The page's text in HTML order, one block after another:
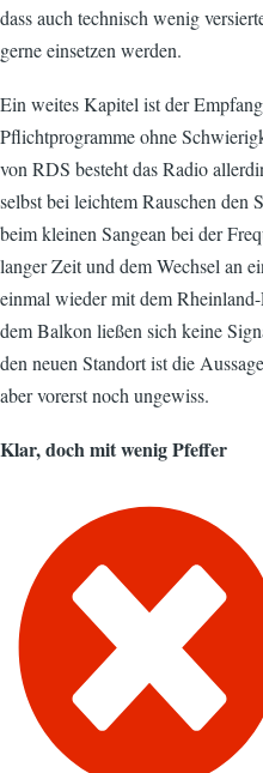
dass auch technisch wenig
gerne einsetzen werden.
Ein weites Kapitel ist der
Pflichtprogramme ohne
von RDS besteht das Radio
selbst bei leichtem Rauschen den
beim kleinen Sangean bei der
langer Zeit und dem Wechsel an
einmal wieder mit dem
dem Balkon ließen sich keine
den neuen Standort ist die
aber vorerst noch ungewiss.
Klar, doch mit wenig Pfeffer